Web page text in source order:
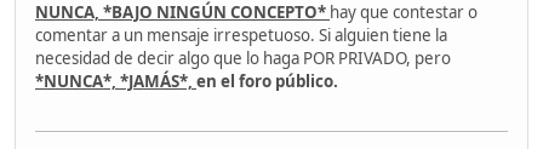
NUNCA, *BAJO NINGÚN CONCEPTO* hay que contestar o
comentar a un mensaje irrespetuoso. Si alguien tiene la
necesidad de decir algo que lo haga POR PRIVADO, pero
*NUNCA*, *JAMÁS*, en el foro público.